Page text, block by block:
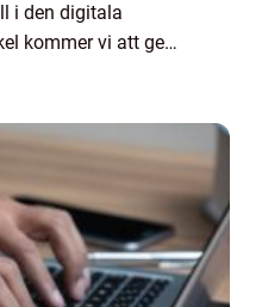
i den digitala
kommer vi att ge